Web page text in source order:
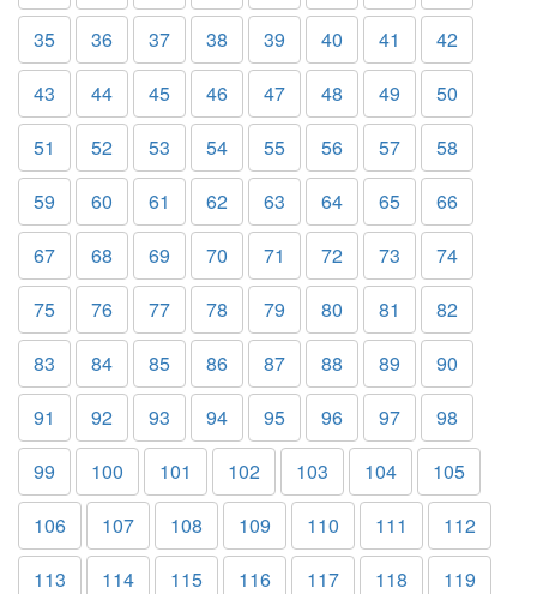
35
36 37 38 39 40 41
42
43
44 45 46 47 48 49
50
51
52 53 54 55 56 57
58
59
60 61 62 63 64 65
66
67
68 69 70 71 72 73
74
75
76 77 78 79 80 81
82
83
84 85 86 87 88 89
90
91
92 93 94 95 96 97
98
99
100 101 102 103 104
105
106
107 108 109 110 111
112
113
114 115 116 117 118
119